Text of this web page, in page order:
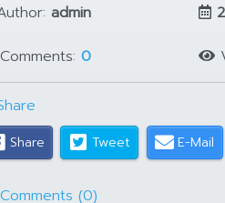
admin
Comments: 0
Share Tweet E-Mail
Comments (0)